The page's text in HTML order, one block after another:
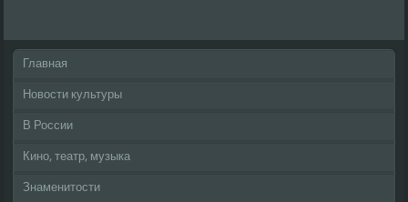
Главная
Новости культуры
В России
Кино, театр, музыка
Знаменитости